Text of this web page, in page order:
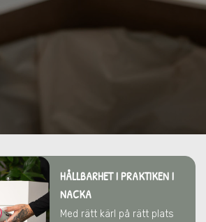
HÅLLBARHET I PRAKTIKEN I
NACKA
Med rätt kärl på rätt plats